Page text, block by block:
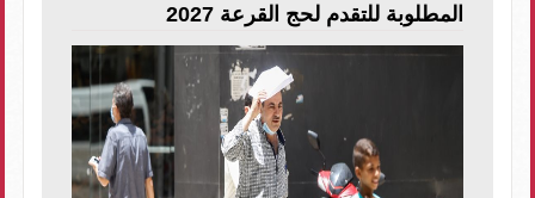
المطلوبة للتقدم لحج القرعة 2027